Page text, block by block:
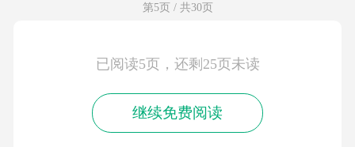
第5页 / 共30页
已阅读5页，还剩25页未读
继续免费阅读